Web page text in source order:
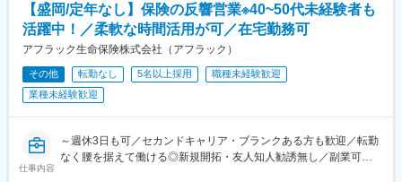
※月1回の研修参加、週1回の所属営業部・支社への活動報告は必
須参加となります。
【スケジュール例】
9時：お客様先へ訪問→10時：お客様先で面談→12時：お昼休み
→14時：自宅に戻り、お客様とWEB面談→16時：業務終了
◆当ポジションの魅力
新商品の提案からSPが担当をします。既存のお客様の、保険の見
直しタイミングや、保険に興味をお持ちの方からのお問い合わせ
【盛岡/定年なし】保険の反響営業※40~50代未経験者も
活躍中！／柔軟な時間活用が可／在宅勤務可
アフラック生命保険株式会社（アフラック）
その他 転勤なし 5名以上採用
職種未経験歓迎
業種未経験歓迎
仕事内容
～週休3日も可／セカンドキャリア・ブランクある方も歓迎／転勤
なく腰を据えて働ける◎新規開拓・友人知人勧誘無し／副業可／